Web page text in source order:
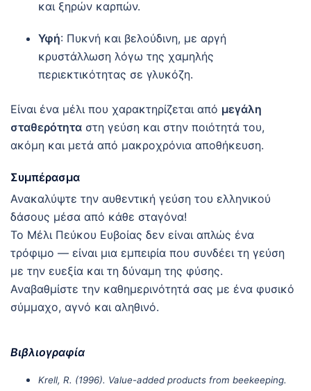
και ξηρών καρπών.
Υφή: Πυκνή και βελούδινη, με αργή
κρυστάλλωση λόγω της χαμηλής
περιεκτικότητας σε γλυκόζη.
Είναι ένα μέλι που χαρακτηρίζεται από μεγάλη
σταθερότητα στη γεύση και στην ποιότητά του,
ακόμη και μετά από μακροχρόνια αποθήκευση.
Συμπέρασμα
Ανακαλύψτε την αυθεντική γεύση του ελληνικού
δάσους μέσα από κάθε σταγόνα!
Το Μέλι Πεύκου Ευβοίας δεν είναι απλώς ένα
τρόφιμο — είναι μια εμπειρία που συνδέει τη γεύση
με την ευεξία και τη δύναμη της φύσης.
Αναβαθμίστε την καθημερινότητά σας με ένα φυσικό
σύμμαχο, αγνό και αληθινό.
Βιβλιογραφία
Krell, R. (1996). Value-added products from beekeeping.